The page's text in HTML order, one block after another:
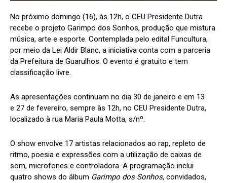
No próximo domingo (16), às 12h, o CEU Presidente Dutra
recebe o projeto Garimpo dos Sonhos, produção que mistura
música, arte e esporte. Contemplada pelo edital Funcultura,
por meio da Lei Aldir Blanc, a iniciativa conta com a parceria
da Prefeitura de Guarulhos. O evento é gratuito e tem
classificação livre.
As apresentações continuam no dia 30 de janeiro e em 13
e 27 de fevereiro, sempre às 12h, no CEU Presidente Dutra,
localizado à rua Maria Paula Motta, s/nº.
O show envolve 17 artistas relacionados ao rap, repleto de
ritmo, poesia e expressões com a utilização de caixas de
som, microfones e controladora. A programação inclui
quatro shows do álbum Garimpo dos Sonhos, convidados,